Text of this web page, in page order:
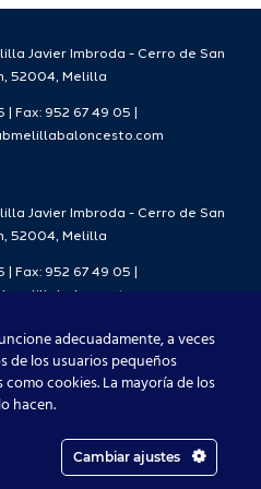
2026/27
Javier Imbroda - Cerro de San
52004, Melilla
| Fax: 952 67 49 05 |
Javier Imbroda - Cerro de San
52004, Melilla
| Fax: 952 67 49 05 |
2021
InstagramYouTube
adecuadamente, a veces
de los usuarios pequeños
cookies. La mayoría de los
hacen.
Cambiar ajustes